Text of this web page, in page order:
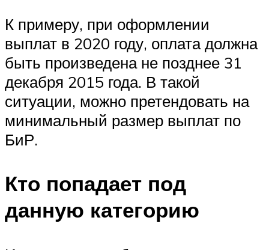
К примеру, при оформлении
выплат в 2020 году, оплата должна
быть произведена не позднее 31
декабря 2015 года. В такой
ситуации, можно претендовать на
минимальный размер выплат по
БиР.
Кто попадает под
данную категорию